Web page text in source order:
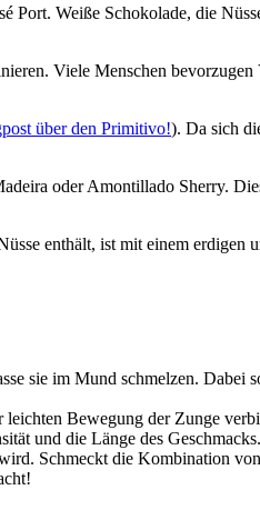
Port. Weiße Schokolade, die
Viele Menschen
über den Primitivo!). Da sich
oder Amontillado Sherry.
enthält, ist mit einem erdigen
sie im Mund schmelzen. Dabei
Bewegung der Zunge
und die Länge des Geschmacks.
Schmeckt die Kombination